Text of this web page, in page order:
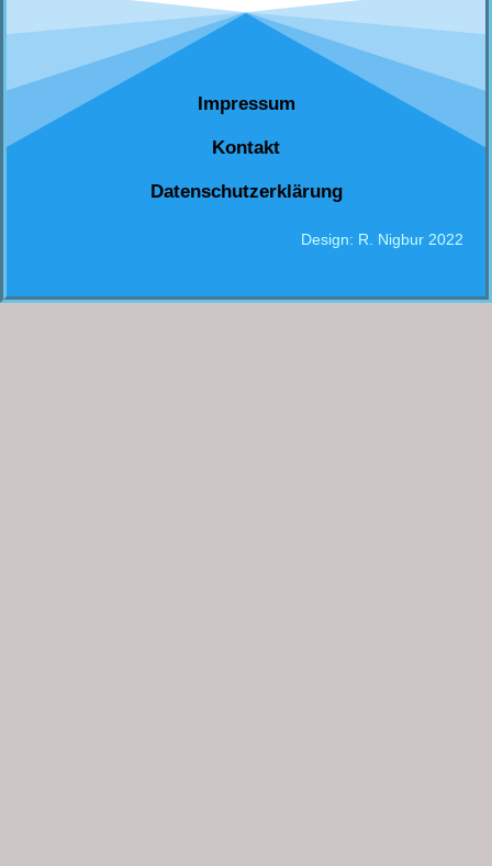
Impressum
Kontakt
Datenschutzerklärung
Design: R. Nigbur 2022